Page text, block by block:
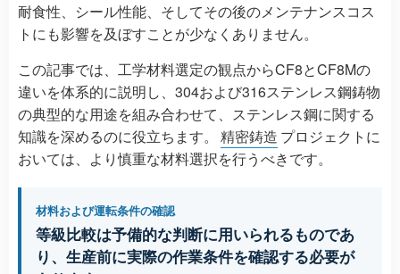
耐食性、シール性能、そしてその後のメンテナンスコス
トにも影響を及ぼすことが少なくありません。
この記事では、工学材料選定の観点からCF8とCF8Mの
違いを体系的に説明し、304および316ステンレス鋼鋳物
の典型的な用途を組み合わせて、ステンレス鋼に関する
知識を深めるのに役立ちます。
精密鋳造 プロジェクトに
おいては、より慎重な材料選択を行うべきです。
材料および運転条件の確認
等級比較は予備的な判断に用いられるものであ
り、生産前に実際の作業条件を確認する必要が